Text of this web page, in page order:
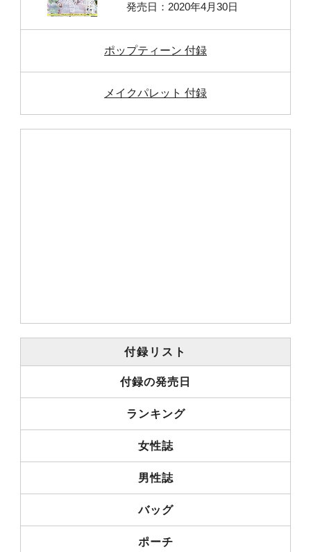
発売日：2020年4月30日
ポップティーン 付録
メイクパレット 付録
付録リスト
付録の発売日
ランキング
女性誌
男性誌
バッグ
ポーチ